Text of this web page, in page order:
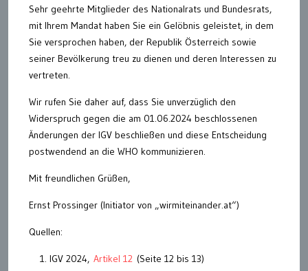
Sehr geehrte Mitglieder des Nationalrats und Bundesrats,
mit Ihrem Mandat haben Sie ein Gelöbnis geleistet, in dem
Sie versprochen haben, der Republik Österreich sowie
seiner Bevölkerung treu zu dienen und deren Interessen zu
vertreten.
Wir rufen Sie daher auf, dass Sie unverzüglich den
Widerspruch gegen die am 01.06.2024 beschlossenen
Änderungen der IGV beschließen und diese Entscheidung
postwendend an die WHO kommunizieren.
Mit freundlichen Grüßen,
Ernst Prossinger (Initiator von „wirmiteinander.at“)
Quellen:
IGV 2024, Artikel 12 (Seite 12 bis 13)